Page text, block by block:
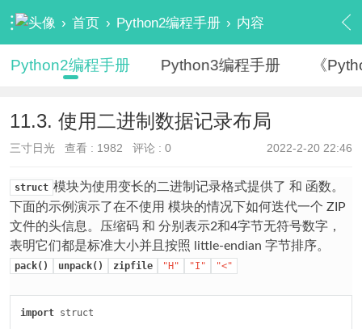
› 首页 › Python2编程手册 › 内容
Python2编程手册 Python3编程手册 《
11.3. 使用二进制数据记录布局
2022-2-20 22:46
三寸日光查看 : 1982 评论 : 0
struct 模块为使用变长的二进制记录格式提供了 和 函数。
下面的示例演示了在不使用 模块的情况下如何迭代一个 ZIP
文件的头信息。压缩码 和 分别表示2和4字节无符号数字，
表明它们都是标准大小并且按照 little-endian 字节排序。
pack() unpack() zipfile "H" "I" "<"
import struct